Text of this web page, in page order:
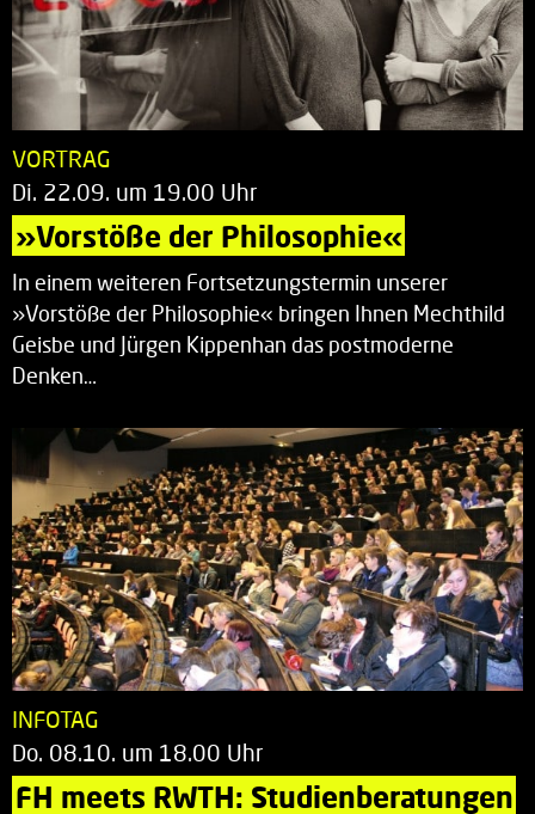
VORTRAG
Di. 22.09. um 19.00 Uhr
»Vorstöße der Philosophie«
In einem weiteren Fortsetzungstermin unserer
»Vorstöße der Philosophie« bringen Ihnen Mechthild
Geisbe und Jürgen Kippenhan das postmoderne
Denken…
INFOTAG
Do. 08.10. um 18.00 Uhr
FH meets RWTH: Studienberatungen